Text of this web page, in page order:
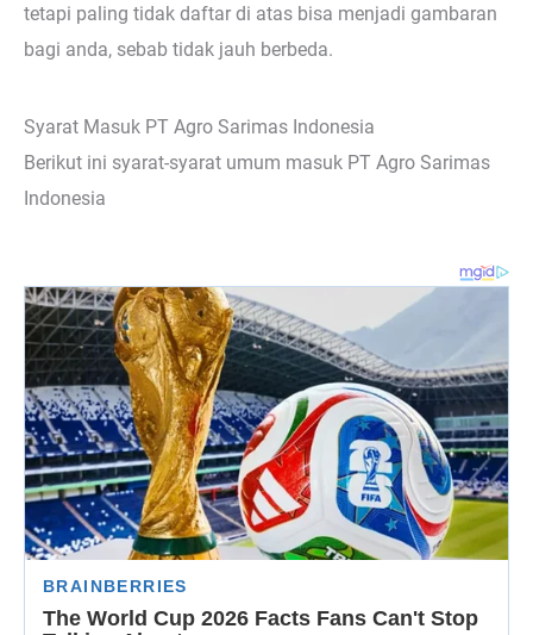
tetapi paling tidak daftar di atas bisa menjadi gambaran
bagi anda, sebab tidak jauh berbeda.
Syarat Masuk PT Agro Sarimas Indonesia
Berikut ini syarat-syarat umum masuk PT Agro Sarimas
Indonesia